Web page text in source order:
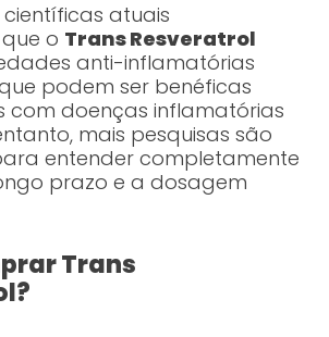
científicas atuais
o Trans Resveratrol
anti-inflamatórias
podem ser benéficas
com doenças inflamatórias
mais pesquisas são
entender completamente
prazo e a dosagem
Trans